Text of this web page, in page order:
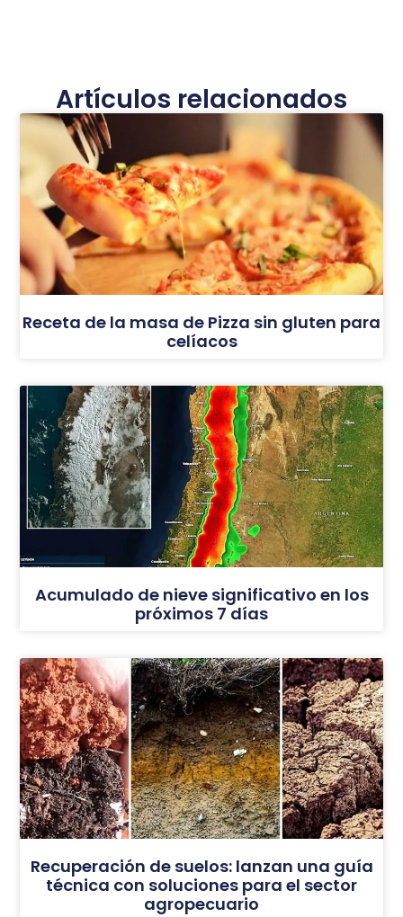
Artículos relacionados
Receta de la masa de Pizza sin gluten para
celíacos
Acumulado de nieve significativo en los
próximos 7 días
Recuperación de suelos: lanzan una guía
técnica con soluciones para el sector
agropecuario